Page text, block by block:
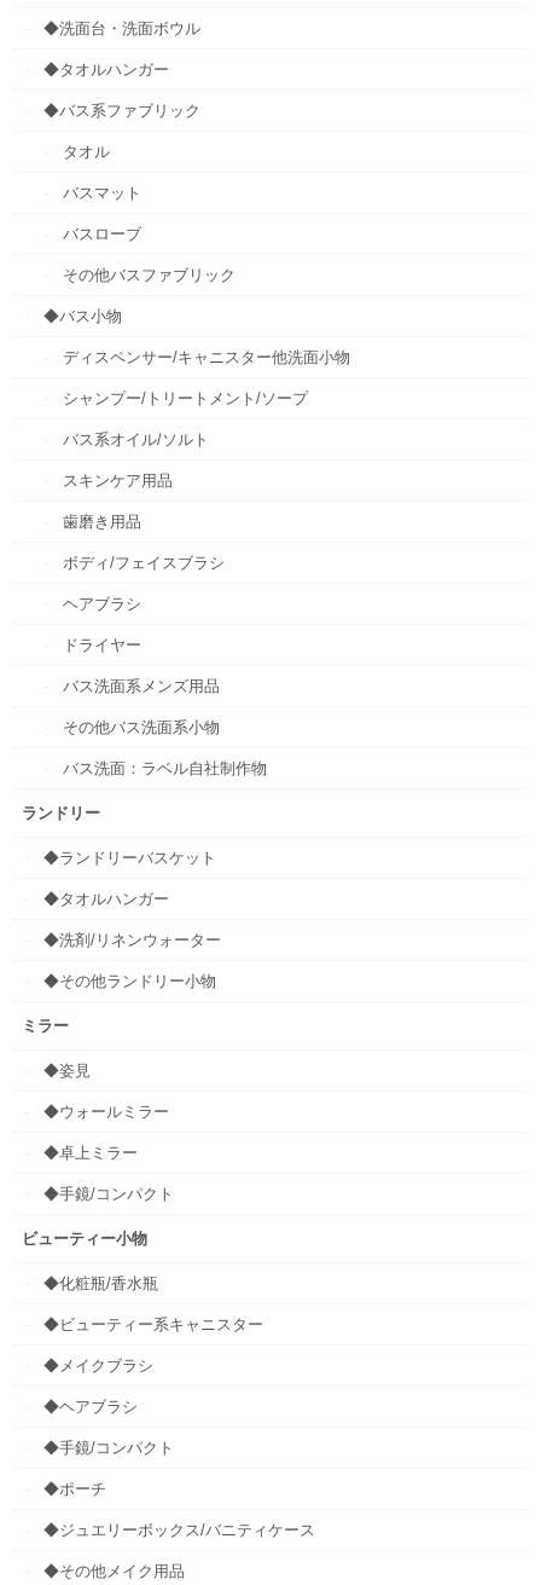
◆洗面台・洗面ボウル
◆タオルハンガー
◆バス系ファブリック
タオル
バスマット
バスローブ
その他バスファブリック
◆バス小物
ディスペンサー/キャニスター他洗面小物
シャンプー/トリートメント/ソープ
バス系オイル/ソルト
スキンケア用品
歯磨き用品
ボディ/フェイスブラシ
ヘアブラシ
ドライヤー
バス洗面系メンズ用品
その他バス洗面系小物
バス洗面：ラベル自社制作物
ランドリー
◆ランドリーバスケット
◆タオルハンガー
◆洗剤/リネンウォーター
◆その他ランドリー小物
ミラー
◆姿見
◆ウォールミラー
◆卓上ミラー
◆手鏡/コンパクト
ビューティー小物
◆化粧瓶/香水瓶
◆ビューティー系キャニスター
◆メイクブラシ
◆ヘアブラシ
◆手鏡/コンパクト
◆ポーチ
◆ジュエリーボックス/バニティケース
◆その他メイク用品